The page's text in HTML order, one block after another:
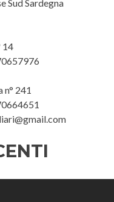
14
n° 241